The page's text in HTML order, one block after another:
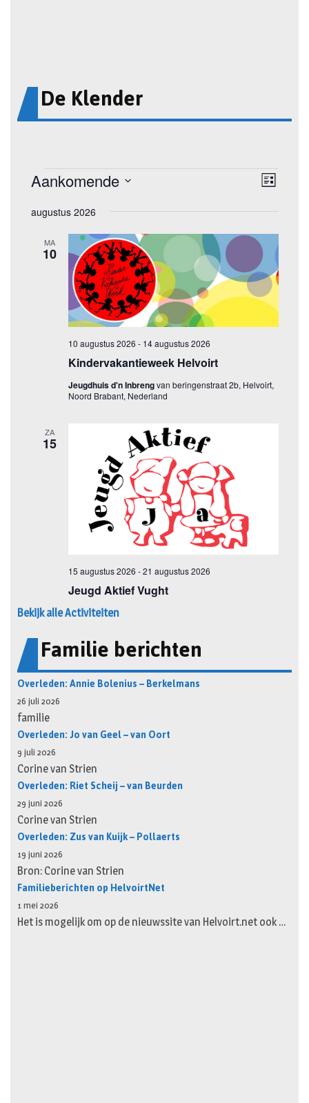
De Klender
Bekijk alle Activiteiten
Familie berichten
Overleden: Annie Bolenius – Berkelmans
26 juli 2026
familie
Overleden: Jo van Geel – van Oort
9 juli 2026
Corine van Strien
Overleden: Riet Scheij – van Beurden
29 juni 2026
Corine van Strien
Overleden: Zus van Kuijk – Pollaerts
19 juni 2026
Bron: Corine van Strien
Familieberichten op HelvoirtNet
1 mei 2026
Het is mogelijk om op de nieuwssite van Helvoirt.net ook …